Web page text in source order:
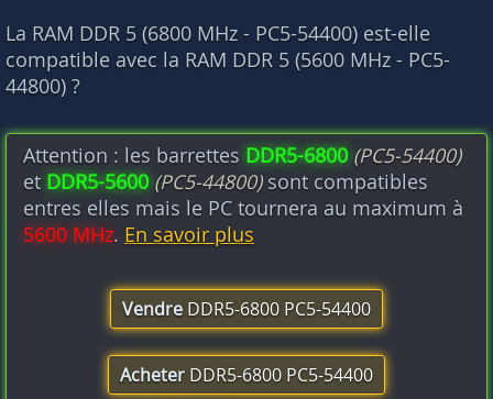
La RAM DDR 5 (6800 MHz - PC5-54400) est-elle
compatible avec la RAM DDR 5 (5600 MHz - PC5-
44800) ?
Attention : les barrettes DDR5-6800 (PC5-54400)
et DDR5-5600 (PC5-44800)sont compatibles
entres elles mais le PC tournera au maximum à
5600 MHz. En savoir plus
Vendre DDR5-6800 PC5-54400
Acheter DDR5-6800 PC5-54400